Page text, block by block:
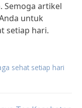
Semoga artikel
untuk
setiap hari.
sehat setiap hari